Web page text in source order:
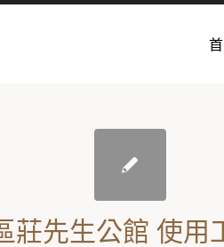
莊先生公館 使用